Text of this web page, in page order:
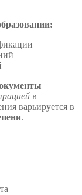
в
варьируется в
.